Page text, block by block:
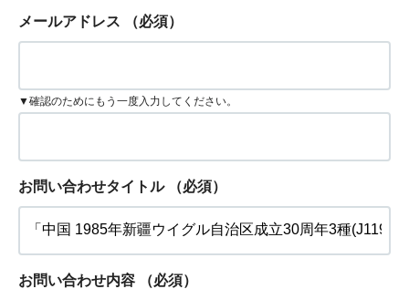
メールアドレス （必須）
▼確認のためにもう一度入力してください。
お問い合わせタイトル （必須）
お問い合わせ内容 （必須）